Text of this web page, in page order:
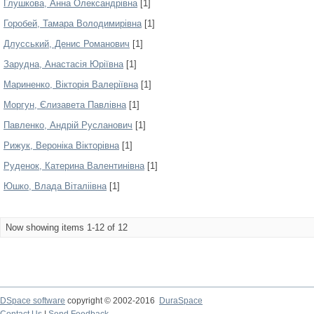
Глушкова, Анна Олександрівна[1]
Горобей, Тамара Володимирівна[1]
Длусський, Денис Романович [1]
Зарудна, Анастасія Юріївна[1]
Мариненко, Вікторія Валеріївна[1]
Моргун, Єлизавета Павлівна[1]
Павленко, Андрій Русланович [1]
Рижук, Вероніка Вікторівна[1]
Руденок, Катерина Валентинівна[1]
Юшко, Влада Віталіівна[1]
Now showing items 1-12 of 12
DSpace software copyright © 2002-2016
DuraSpace